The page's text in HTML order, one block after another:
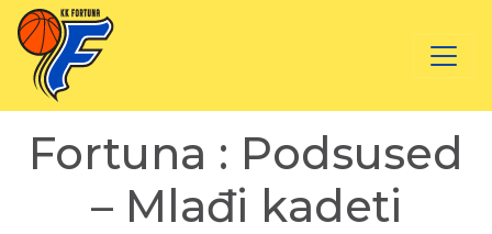
Fortuna : Podsused
– Mlađi kadeti